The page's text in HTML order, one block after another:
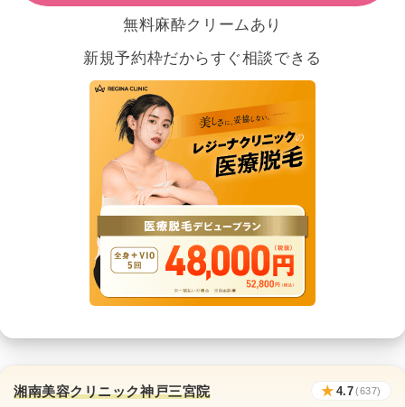
無料麻酔クリームあり
新規予約枠だからすぐ相談できる
湘南美容クリニック神戸三宮院 ★ 4.7(637)